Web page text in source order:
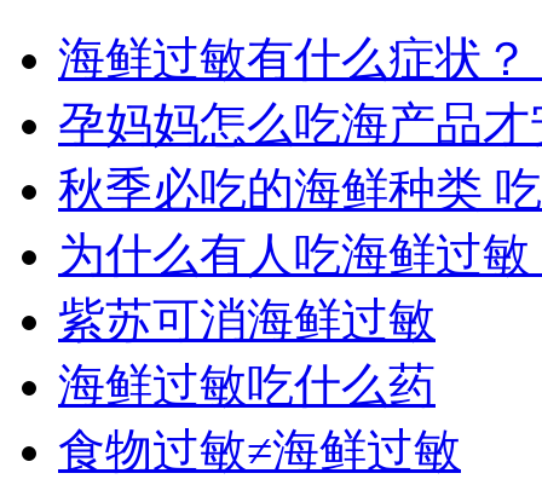
海鲜过敏有什么症状
孕妈妈怎么吃海产品
秋季必吃的海鲜种类
为什么有人吃海鲜过敏
紫苏可消海鲜过敏
海鲜过敏吃什么药
食物过敏≠海鲜过敏